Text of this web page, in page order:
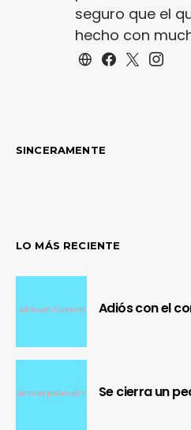
seguro que el
hecho con
SINCERAMENTE
LO MÁS RECIENTE
Adiós con el
Se cierra un